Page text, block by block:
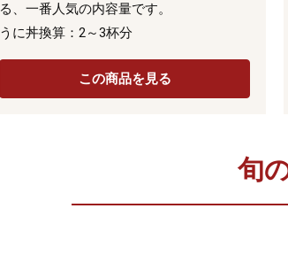
る、一番人気の内容量です。
うに丼換算：2～3杯分
この商品を見る
旬